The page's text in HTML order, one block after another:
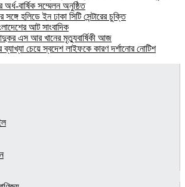
অর্ধ-বার্ষিক সম্মেলন অনুষ্ঠিত
সঙ্গে হলিডে ইন ঢাকা সিটি সেন্টারের চুক্তি
আট সাংবাদিক
যাদুকর এস আর খানের মৃত্যুবার্ষিকী আজ
চেয়ে স্বদেশ লাইফকে কারণ দর্শানোর নোটিশ